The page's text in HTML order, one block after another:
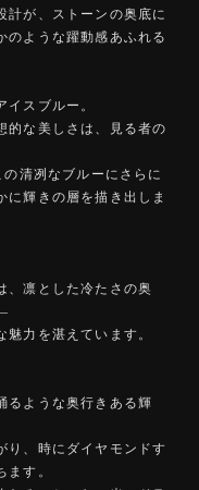
計が、ストーンの奥底に
のような躍動感あふれる
スブルー。
的な美しさは、見る者の
清冽なブルーにさらに
に輝きの層を描き出しま
、凛とした冷たさの奥
力を湛えています。
るような奥行きある輝
り、時にダイヤモンドす
す。